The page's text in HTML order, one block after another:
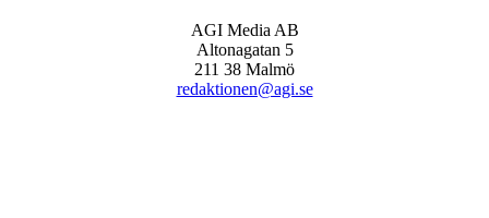
AGI Media AB
Altonagatan 5
211 38 Malmö
redaktionen@agi.se